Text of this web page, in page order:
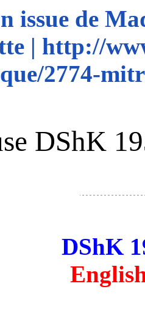
issue de
| http://
2774-
DShK
DShK